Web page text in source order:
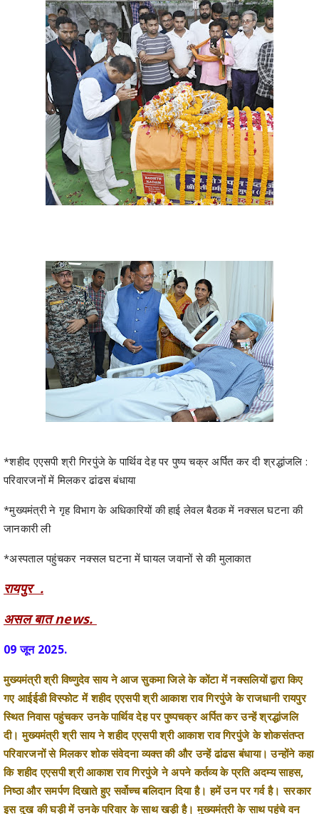
*शहीद एएसपी श्री गिरपुंजे के पार्थिव देह पर पुष्प चक्र अर्पित कर दी श्रद्धांजलि :
*मुख्यमंत्री ने गृह विभाग के अधिकारियों की हाई लेवल बैठक में नक्सल घटना की
जानकारी ली
*अस्पताल पहुंचकर नक्सल घटना में घायल जवानों से की मुलाकात
गए आईईडी विस्फोट में शहीद एएसपी श्री आकाश राव गिरपुंजे के राजधानी रायपुर
स्थित निवास पहुंचकर उनके पार्थिव देह पर पुष्पचक्र अर्पित कर उन्हें श्रद्धांजलि
दी। मुख्यमंत्री श्री साय ने शहीद एएसपी श्री आकाश राव गिरपुंजे के शोकसंतप्त
परिवारजनों से मिलकर शोक संवेदना व्यक्त की और उन्हें ढांढस बंधाया। उन्होंने कहा
कि शहीद एएसपी श्री आकाश राव गिरपुंजे ने अपने कर्तव्य के प्रति अदम्य साहस,
निष्ठा और समर्पण दिखाते हुए सर्वोच्च बलिदान दिया है। हमें उन पर गर्व है। सरकार
इस दुख की घड़ी में उनके परिवार के साथ खड़ी है। मुख्यमंत्री के साथ पहुंचे वन
मंत्री श्री केदार कश्यप और गृह विभाग के अतिरिक्त मुख्य सचिव श्री मनोज पिंगुआ,
पुलिस महानिदेशक श्री अरूण देव गौतम,अतिरिक्त पुलिस महानिदेशक नक्सल